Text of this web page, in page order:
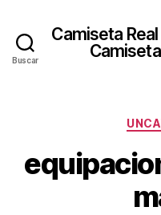
Buscar
Camiseta